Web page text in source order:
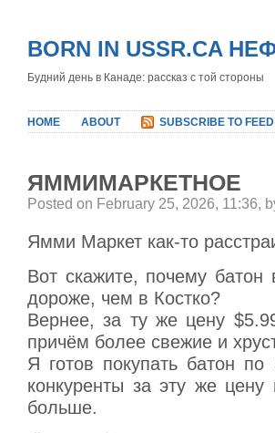
BORN IN USSR.CA
Будний день в Канаде: рассказ с той стороны
HOME ABOUT SUBSCRIBE TO FEED
ЯММИМАРКЕТНОЕ
Posted on February 25, 2026, 11:36,
Ямми Маркет как-то
Вот скажите, почему
дороже, чем в Костко?
Вернее, за ту же цену
причём более свежие и
Я готов покупать батон
конкуренты за эту же
больше.